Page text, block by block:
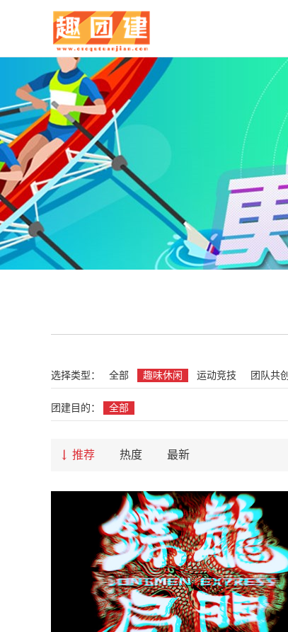
选择类型： 全部 趣味休闲 运动竞技 团队共创
团建目的： 全部
推荐 热度 最新